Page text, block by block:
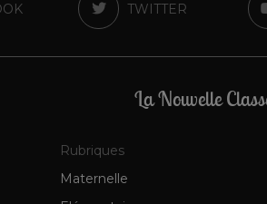
TWITTER
La Nouvelle
Rubriques
Maternelle